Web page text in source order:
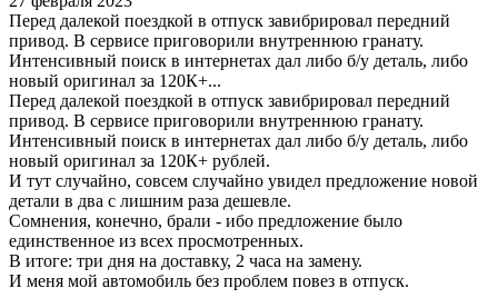
Перед далекой поездкой в отпуск завибрировал передний
привод. В сервисе приговорили внутреннюю гранату.
Интенсивный поиск в интернетах дал либо б/у деталь, либо
новый оригинал за 120К+...
Перед далекой поездкой в отпуск завибрировал передний
привод. В сервисе приговорили внутреннюю гранату.
Интенсивный поиск в интернетах дал либо б/у деталь, либо
новый оригинал за 120К+ рублей.
И тут случайно, совсем случайно увидел предложение новой
детали в два с лишним раза дешевле.
Сомнения, конечно, брали - ибо предложение было
единственное из всех просмотренных.
В итоге: три дня на доставку, 2 часа на замену.
И меня мой автомобиль без проблем повез в отпуск.